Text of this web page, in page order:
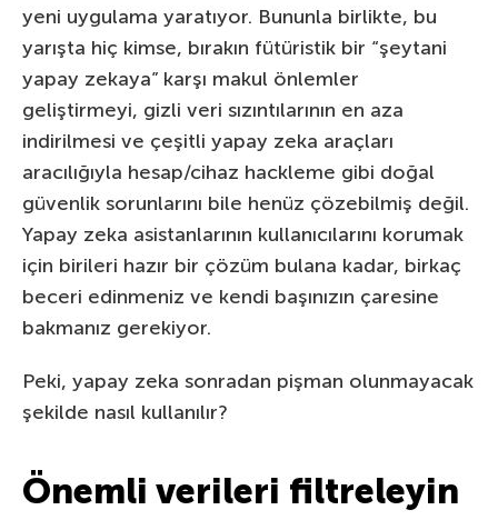
yeni uygulama yaratıyor. Bununla birlikte, bu
yarışta hiç kimse, bırakın fütüristik bir “şeytani
yapay zekaya” karşı makul önlemler
geliştirmeyi, gizli veri sızıntılarının en aza
indirilmesi ve çeşitli yapay zeka araçları
aracılığıyla hesap/cihaz hackleme gibi doğal
güvenlik sorunlarını bile henüz çözebilmiş değil.
Yapay zeka asistanlarının kullanıcılarını korumak
için birileri hazır bir çözüm bulana kadar, birkaç
beceri edinmeniz ve kendi başınızın çaresine
bakmanız gerekiyor.
Peki, yapay zeka sonradan pişman olunmayacak
şekilde nasıl kullanılır?
Önemli verileri filtreleyin